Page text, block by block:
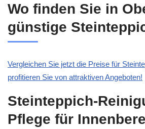
Wo finden Sie in
günstige
Vergleichen Sie jetzt die Preise für
profitieren Sie von attraktiven Angeboten!
Steinteppich-
Pflege für